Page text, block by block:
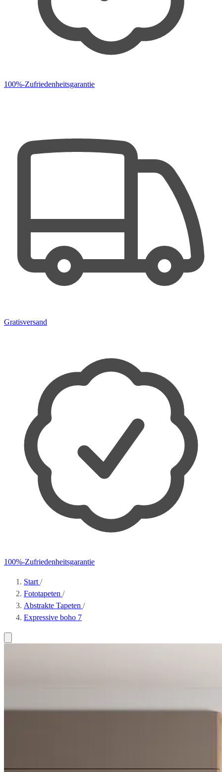
100%-Zufriedenheitsgarantie
Gratisversand
100%-Zufriedenheitsgarantie
Start /
Fototapeten /
Abstrakte Tapeten /
Expressive boho 7